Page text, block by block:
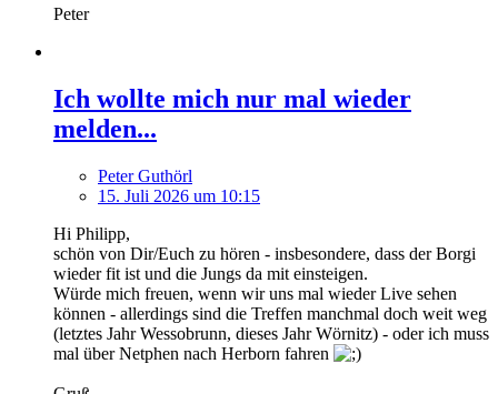
Peter
Ich wollte mich nur mal wieder
melden...
Peter Guthörl
15. Juli 2026 um 10:15
Hi Philipp,
schön von Dir/Euch zu hören - insbesondere, dass der Borgi
wieder fit ist und die Jungs da mit einsteigen.
Würde mich freuen, wenn wir uns mal wieder Live sehen
können - allerdings sind die Treffen manchmal doch weit weg
(letztes Jahr Wessobrunn, dieses Jahr Wörnitz) - oder ich muss
mal über Netphen nach Herborn fahren